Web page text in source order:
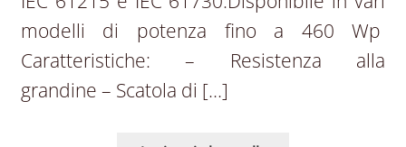
modelli di potenza fino a 460 Wp
Caratteristiche: – Resistenza alla
grandine – Scatola di […]